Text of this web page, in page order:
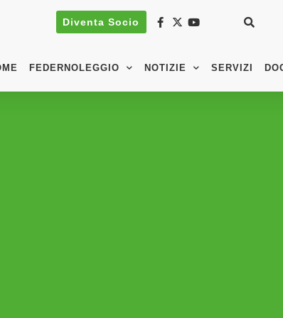
Diventa Socio
FEDERNOLEGGIO NOTIZIE SERVIZI